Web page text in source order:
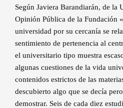
Según Javiera Barandiarán, de la
Opinión Pública de la Fundación
universidad por su cercanía se
sentimiento de pertenencia al
el universitario tipo muestra
algunas cuestiones de la vida
contenidos estrictos de las
descubierto algo que se decía
demostrar. Seis de cada diez